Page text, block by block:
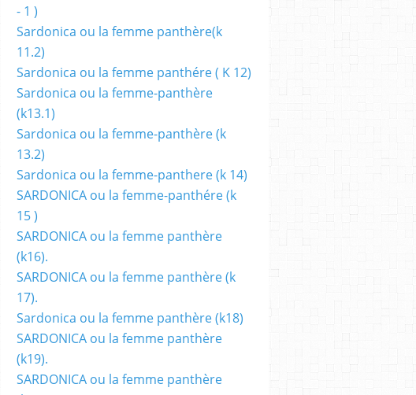
, NIFFF
- 1 )
Sardonica ou la femme panthère(k
11.2)
Sardonica ou la femme panthére ( K 12)
Sardonica ou la femme-panthère
(k13.1)
Sardonica ou la femme-panthère (k
13.2)
Sardonica ou la femme-panthere (k 14)
SARDONICA ou la femme-panthére (k
15 )
SARDONICA ou la femme panthère
(k16).
SARDONICA ou la femme panthère (k
17).
Sardonica ou la femme panthère (k18)
SARDONICA ou la femme panthère
(k19).
SARDONICA ou la femme panthère